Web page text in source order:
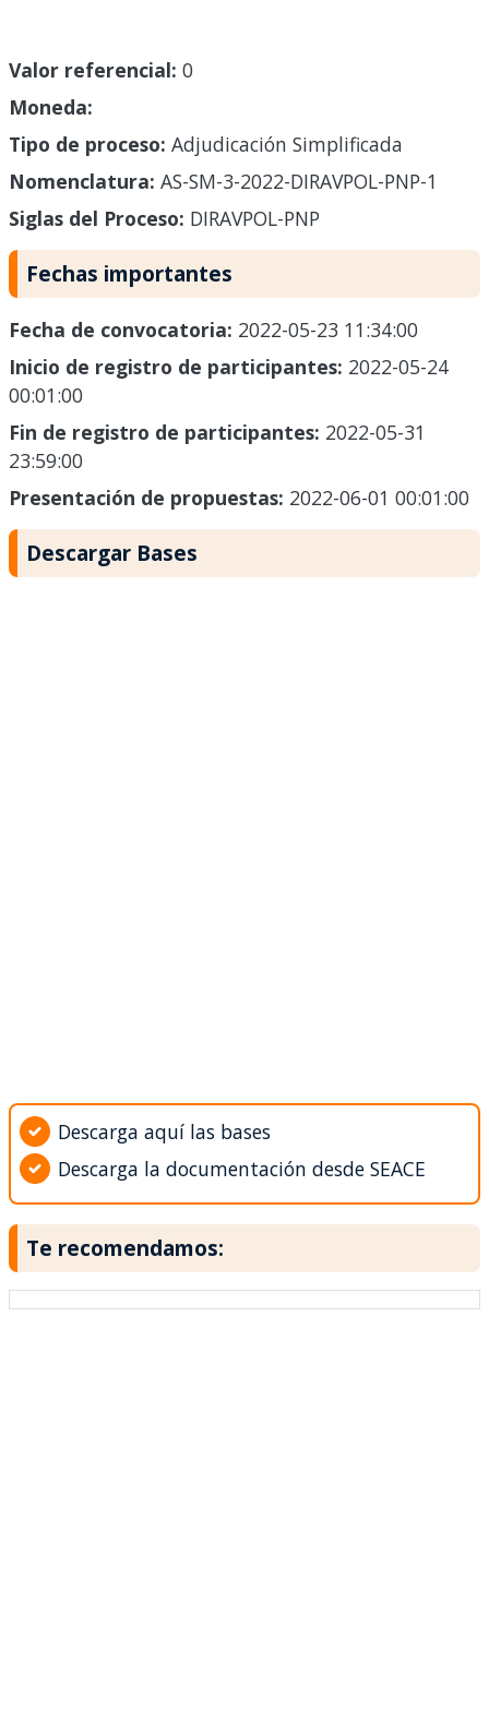
Valor referencial: 0
Moneda:
Tipo de proceso: Adjudicación Simplificada
Nomenclatura: AS-SM-3-2022-DIRAVPOL-PNP-1
Siglas del Proceso: DIRAVPOL-PNP
Fechas importantes
Fecha de convocatoria: 2022-05-23 11:34:00
Inicio de registro de participantes: 2022-05-24
00:01:00
Fin de registro de participantes: 2022-05-31
23:59:00
Presentación de propuestas: 2022-06-01 00:01:00
Descargar Bases
Descarga aquí las bases
Descarga la documentación desde SEACE
Te recomendamos: